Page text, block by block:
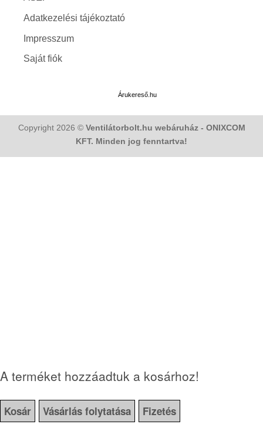
Adatkezelési tájékoztató
Impresszum
Saját fiók
Árukereső.hu
Copyright 2026 © Ventilátorbolt.hu webáruház - ONIXCOM
KFT. Minden jog fenntartva!
A terméket hozzáadtuk a kosárhoz!
Kosár Vásárlás folytatása Fizetés